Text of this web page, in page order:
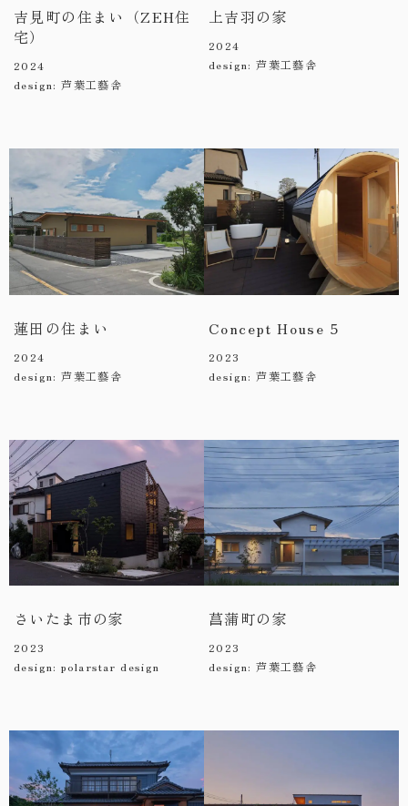
吉見町の住まい（ZEH住
宅）
2024
design: 芦葉工藝舎
上吉羽の家
2024
design: 芦葉工藝舎
蓮田の住まい
2024
design: 芦葉工藝舎
Concept House 5
2023
design: 芦葉工藝舎
さいたま市の家
2023
design: polarstar design
菖蒲町の家
2023
design: 芦葉工藝舎